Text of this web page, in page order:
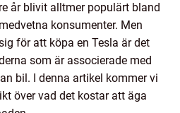
år blivit alltmer populärt bland
konsumenter. Men
för att köpa en Tesla är det
som är associerade med
bil. I denna artikel kommer vi
över vad det kostar att äga